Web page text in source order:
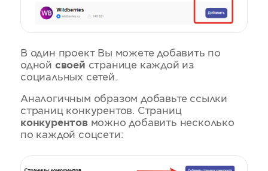
В один проект Вы можете добавить по
одной своей странице каждой из
социальных сетей.
Аналогичным образом добавьте ссылки
страниц конкурентов. Страниц
конкурентовможно добавить несколько
по каждой соцсети: